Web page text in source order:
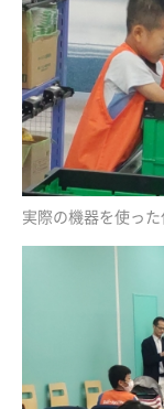
実際の機器を使っ